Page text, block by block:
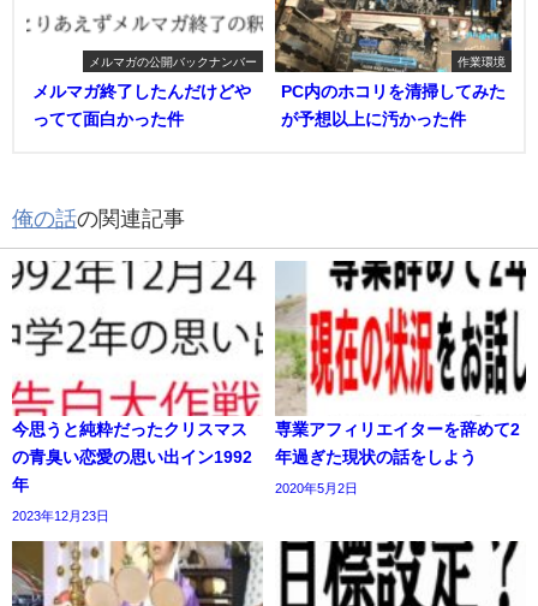
メルマガの公開バックナンバー
メルマガ終了したんだけどや
ってて面白かった件
作業環境
PC内のホコリを清掃してみた
が予想以上に汚かった件
俺の話の関連記事
今思うと純粋だったクリスマス
の青臭い恋愛の思い出イン1992
年
2023年12月23日
専業アフィリエイターを辞めて2
年過ぎた現状の話をしよう
2020年5月2日